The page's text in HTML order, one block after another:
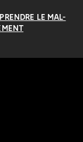
LE MAL-